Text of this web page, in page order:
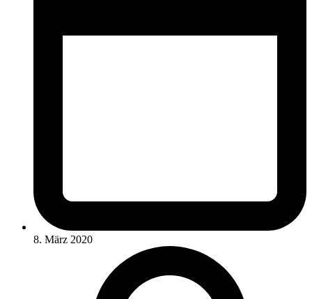
8. März 2020